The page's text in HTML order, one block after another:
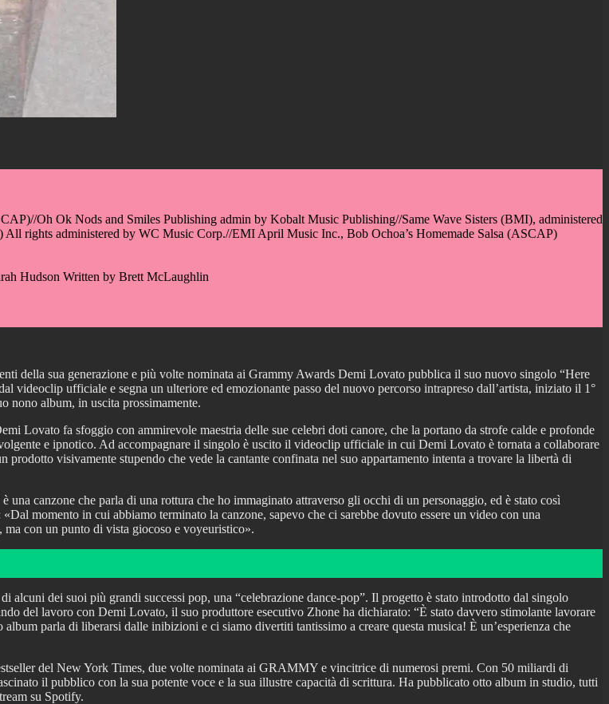
Oh Ok Nods and Smiles Publishing admin by Kobalt Music Publishing//Same Wave Sisters (BMI), administered
rights administered by WC Music Corp.//EMI April Music Inc., Bob Ochoa’s Homemade Salsa (ASCAP)
Hudson Written by Brett McLaughlin
della sua generazione e più volte nominata ai Grammy Awards Demi Lovato pubblica il suo nuovo singolo “Here
videoclip ufficiale e segna un ulteriore ed emozionante passo del nuovo percorso intrapreso dall’artista, iniziato il 1°
nono album, in uscita prossimamente.
Lovato fa sfoggio con ammirevole maestria delle sue celebri doti canore, che la portano da strofe calde e profonde
e ipnotico. Ad accompagnare il singolo è uscito il videoclip ufficiale in cui Demi Lovato è tornata a collaborare
visivamente stupendo che vede la cantante confinata nel suo appartamento intenta a trovare la libertà di
canzone che parla di una rottura che ho immaginato attraverso gli occhi di un personaggio, ed è stato così
momento in cui abbiamo terminato la canzone, sapevo che ci sarebbe dovuto essere un video con una
con un punto di vista giocoso e voyeuristico».
dei suoi più grandi successi pop, una “celebrazione dance-pop”. Il progetto è stato introdotto dal singolo
del lavoro con Demi Lovato, il suo produttore esecutivo Zhone ha dichiarato: “È stato davvero stimolante lavorare
parla di liberarsi dalle inibizioni e ci siamo divertiti tantissimo a creare questa musica! È un’esperienza che
del New York Times, due volte nominata ai GRAMMY e vincitrice di numerosi premi. Con 50 miliardi di
il pubblico con la sua potente voce e la sua illustre capacità di scrittura. Ha pubblicato otto album in studio, tutti
su Spotify.